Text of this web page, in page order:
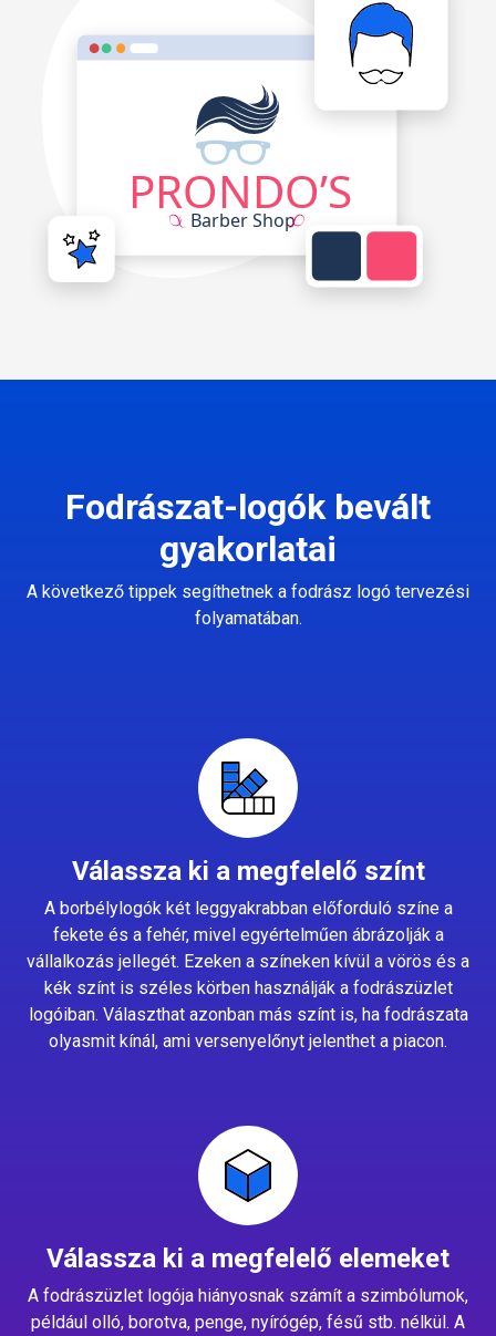
Fodrászat-logók bevált
gyakorlatai
A következő tippek segíthetnek a fodrász logó tervezési
folyamatában.
Válassza ki a megfelelő színt
A borbélylogók két leggyakrabban előforduló színe a
fekete és a fehér, mivel egyértelműen ábrázolják a
vállalkozás jellegét. Ezeken a színeken kívül a vörös és a
kék színt is széles körben használják a fodrászüzlet
logóiban. Választhat azonban más színt is, ha fodrászata
olyasmit kínál, ami versenyelőnyt jelenthet a piacon.
Válassza ki a megfelelő elemeket
A fodrászüzlet logója hiányosnak számít a szimbólumok,
például olló, borotva, penge, nyírógép, fésű stb. nélkül. A